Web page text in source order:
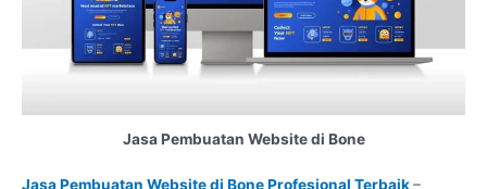
Jasa Pembuatan Website di Bone
Jasa Pembuatan Website di Bone Profesional Terbaik–